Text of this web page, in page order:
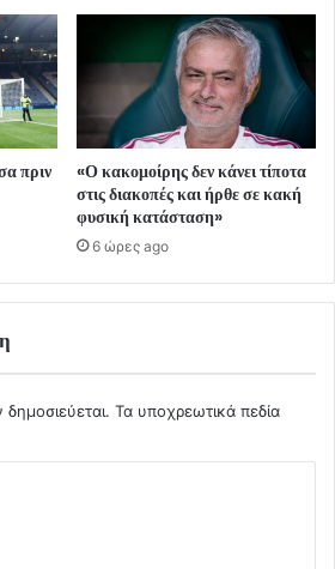
πριν
«Ο κακομοίρης δεν κάνει τίποτα
στις διακοπές και ήρθε σε κακή
φυσική κατάσταση»
6 ώρες ago
Τα υποχρεωτικά πεδία